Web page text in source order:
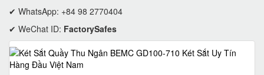
✔ WhatsApp: +84 98 2770404
✔ WeChat ID: FactorySafes